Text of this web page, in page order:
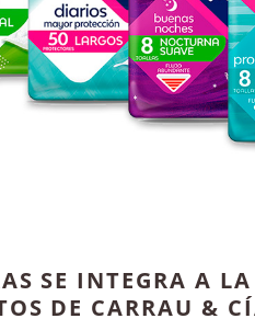
SE INTEGRA A
DE CARRAU &